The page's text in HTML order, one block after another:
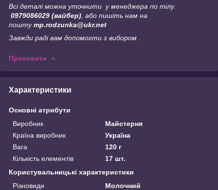
Всі деталі можна уточнити у менеджера по тілу.
0979086029 (вайбер) , або пишіть нам на
поштуmp.rodzunka@ukr.net
Завжди раді вам допомогти з вибором .
Приховати
Характеристики
Основні атрибути
Виробник
Майстерня
Країна виробник
Україна
Вага
120 г
Кількість елементів
17 шт.
Користувальницькі характеристики
Різновиди
Молочний